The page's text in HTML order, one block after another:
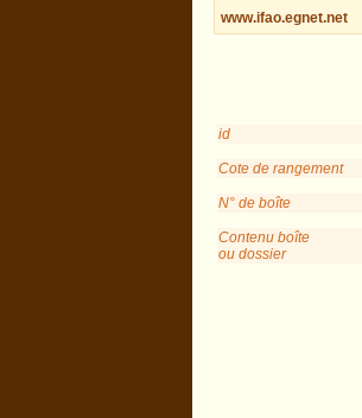
www.ifao.egnet.net
id
Cote de rangement
N° de boîte
Contenu boîte
ou dossier